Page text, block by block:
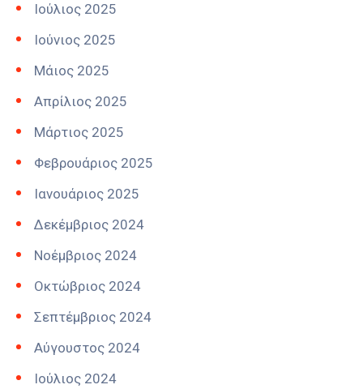
Ιούλιος 2025
Ιούνιος 2025
Μάιος 2025
Απρίλιος 2025
Μάρτιος 2025
Φεβρουάριος 2025
Ιανουάριος 2025
Δεκέμβριος 2024
Νοέμβριος 2024
Οκτώβριος 2024
Σεπτέμβριος 2024
Αύγουστος 2024
Ιούλιος 2024